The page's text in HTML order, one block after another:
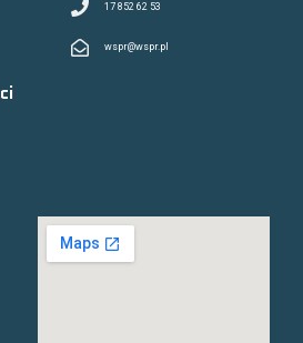
17 852 62 53
wspr@wspr.pl